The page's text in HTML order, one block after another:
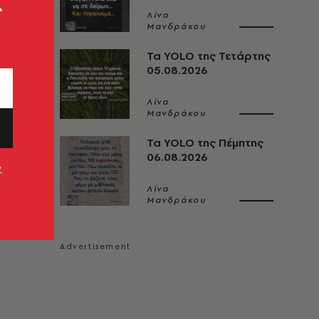
Λίνα
Μανδράκου
Τα YOLO της Τετάρτης
05.08.2026
Λίνα
Μανδράκου
Τα YOLO της Πέμπτης
06.08.2026
Λίνα
Μανδράκου